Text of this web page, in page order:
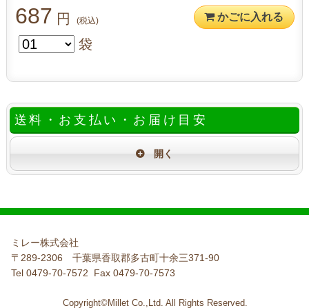
687 円 (税込) かごに入れる
袋
送料・お支払い・お届け目安
ミレー株式会社
〒289-2306 千葉県香取郡多古町十余三371-90
Tel 0479-70-7572 Fax 0479-70-7573
Copyright©Millet Co.,Ltd. All Rights Reserved.